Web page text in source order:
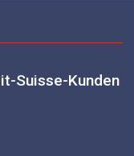
Suisse-Kunden